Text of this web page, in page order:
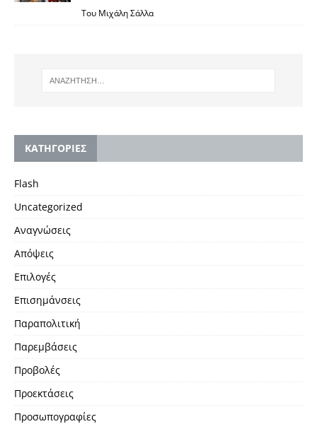
Του Μιχάλη Σάλλα
KΑΤΗΓΟΡΙΕΣ
Flash
Uncategorized
Αναγνώσεις
Απόψεις
Επιλογές
Επισημάνσεις
Παραπολιτική
Παρεμβάσεις
Προβολές
Προεκτάσεις
Προσωπογραφίες